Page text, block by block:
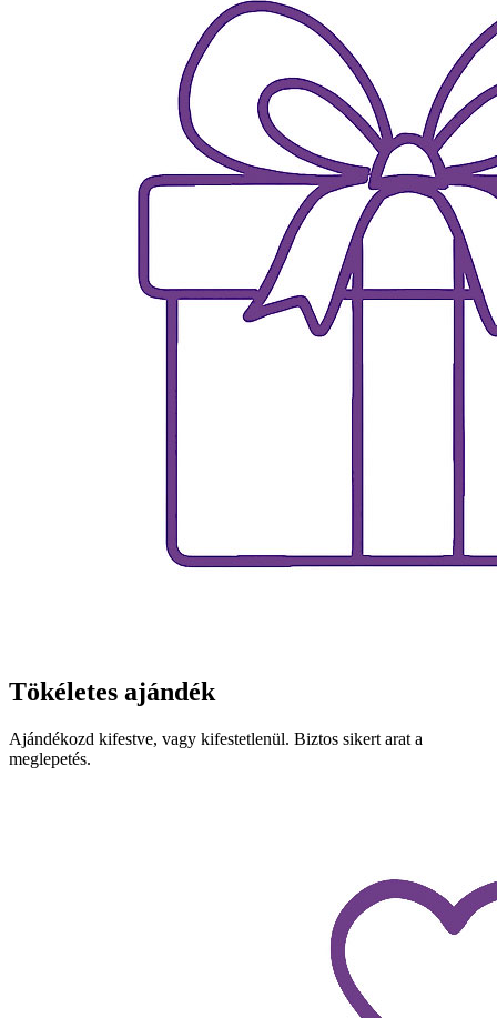
Tökéletes ajándék
Ajándékozd kifestve, vagy kifestetlenül. Biztos sikert arat a
meglepetés.